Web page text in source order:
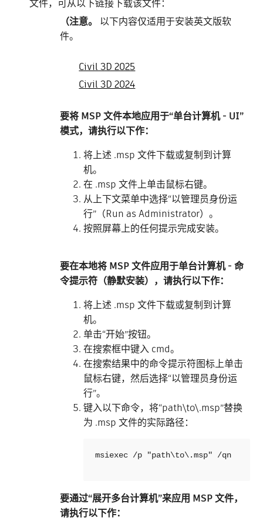
文件，可从以下链接下载该文件：
（注意。 以下内容仅适用于安装英文版软
件。
Civil 3D 2025
Civil 3D 2024
要将 MSP 文件本地应用于“单台计算机 - UI”
模式，请执行以下作：
将上述 .msp 文件下载或复制到计算
机。
在 .msp 文件上单击鼠标右键。
从上下文菜单中选择“以管理员身份运
行”（Run as Administrator）。
按照屏幕上的任何提示完成安装。
要在本地将 MSP 文件应用于单台计算机 - 命
令提示符（静默安装），请执行以下作：
将上述 .msp 文件下载或复制到计算
机。
单击“开始”按钮。
在搜索框中键入 cmd。
在搜索结果中的命令提示符图标上单击
鼠标右键，然后选择“以管理员身份运
行”。
键入以下命令，将“path\to\.msp”替换
为 .msp 文件的实际路径：
msiexec /p "path\to\.msp" /qn
要通过“展开多台计算机”来应用 MSP 文件，
请执行以下作：